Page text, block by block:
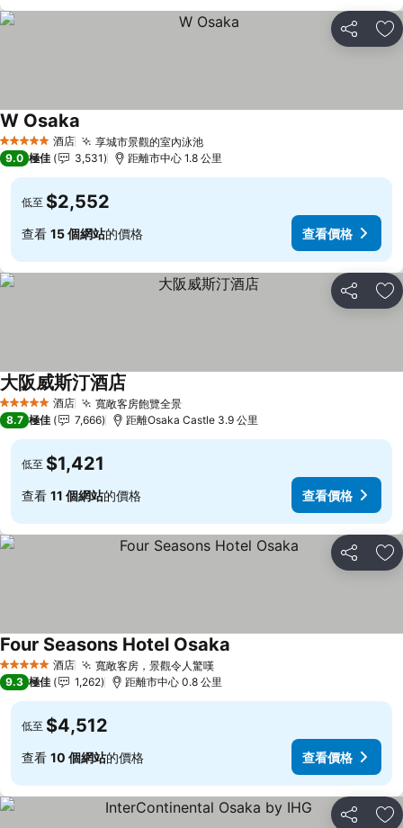
分享 放
5 星級 酒店 享城市景觀的室內泳池
W Osaka
9.0 極佳 3,531 距離市中心 1.8 公里
低至 $2,552
查看 15 個網站的價格 查看價格
分享 放
5 星級 酒店 寬敞客房飽覽全景
大阪威斯汀酒店
8.7 極佳 7,666 距離Osaka Castle 3.9 公里
低至 $1,421
查看 11 個網站的價格 查看價格
分享 放
5 星級 酒店 寬敞客房，景觀令人驚嘆
Four Seasons Hotel Osaka
9.3 極佳 1,262 距離市中心 0.8 公里
低至 $4,512
查看 10 個網站的價格 查看價格
分享 放